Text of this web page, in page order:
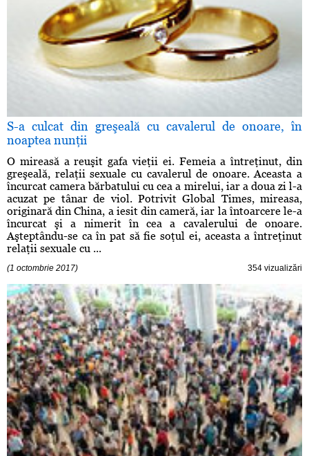
S-a culcat din greşeală cu cavalerul de onoare, în
noaptea nunţii
O mireasă a reuşit gafa vieţii ei. Femeia a întreţinut, din
greşeală, relaţii sexuale cu cavalerul de onoare. Aceasta a
încurcat camera bărbatului cu cea a mirelui, iar a doua zi l-a
acuzat pe tânar de viol. Potrivit Global Times, mireasa,
originară din China, a iesit din cameră, iar la întoarcere le-a
încurcat şi a nimerit în cea a cavalerului de onoare.
Aşteptându-se ca în pat să fie soţul ei, aceasta a întreţinut
relaţii sexuale cu ...
(1 octombrie 2017) 354 vizualizări